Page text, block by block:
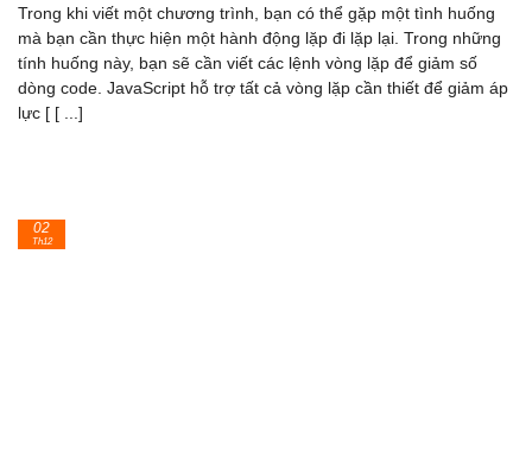
Trong khi viết một chương trình, bạn có thể gặp một tình huống
mà bạn cần thực hiện một hành động lặp đi lặp lại. Trong những
tính huống này, bạn sẽ cần viết các lệnh vòng lặp để giảm số
dòng code. JavaScript hỗ trợ tất cả vòng lặp cần thiết để giảm áp
lực [ [ ...]
02
Th12